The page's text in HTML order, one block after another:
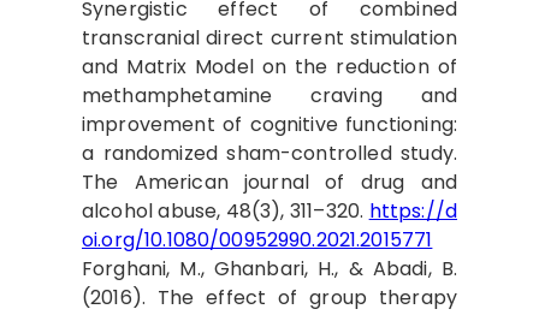
Synergistic effect of combined
transcranial direct current stimulation
and Matrix ‎Model on the reduction of
methamphetamine craving and
improvement of cognitive ‎functioning:
a randomized sham-controlled study.
The American journal of drug and
alcohol abuse, 48(3), 311–320. https://d
oi.org/10.1080/00952990.2021.2015771
Forghani, M., Ghanbari, H., & Abadi, B.
(2016). The effect of group therapy